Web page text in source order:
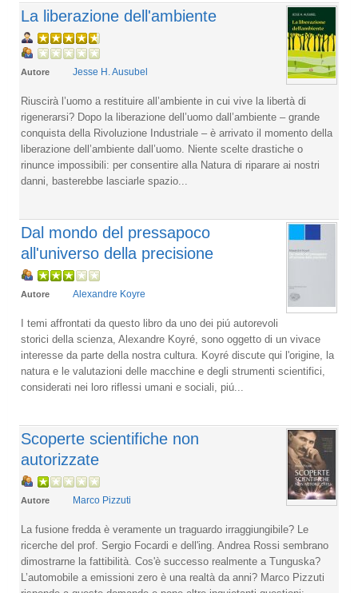
La liberazione dell'ambiente
Autore Jesse H. Ausubel
Riuscirà l’uomo a restituire all’ambiente in cui vive la libertà di
rigenerarsi? Dopo la liberazione dell’uomo dall’ambiente – grande
conquista della Rivoluzione Industriale – è arrivato il momento della
liberazione dell’ambiente dall’uomo. Niente scelte drastiche o
rinunce impossibili: per consentire alla Natura di riparare ai nostri
danni, basterebbe lasciarle spazio...
Dal mondo del pressapoco
all'universo della precisione
Autore Alexandre Koyre
I temi affrontati da questo libro da uno dei piú autorevoli
storici della scienza, Alexandre Koyré, sono oggetto di un vivace
interesse da parte della nostra cultura. Koyré discute qui l'origine, la
natura e le valutazioni delle macchine e degli strumenti scientifici,
considerati nei loro riflessi umani e sociali, piú...
Scoperte scientifiche non
autorizzate
Autore Marco Pizzuti
La fusione fredda è veramente un traguardo irraggiungibile? Le
ricerche del prof. Sergio Focardi e dell'ing. Andrea Rossi sembrano
dimostrarne la fattibilità. Cos'è successo realmente a Tunguska?
L’automobile a emissioni zero è una realtà da anni? Marco Pizzuti